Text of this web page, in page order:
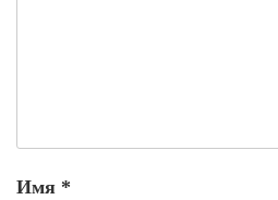
Имя *